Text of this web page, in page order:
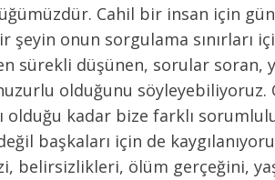
Cahil bir insan için
şeyin onun sorgulama sınırları
sürekli düşünen, sorular soran,
olduğunu söyleyebiliyoruz.
olduğu kadar bize farklı
başkaları için de
belirsizlikleri, ölüm gerçeğini,